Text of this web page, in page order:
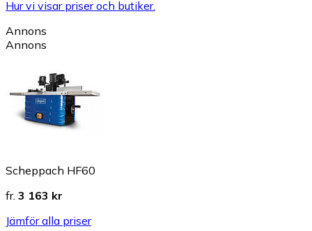
Hur vi visar priser och butiker.
Annons
Annons
Scheppach HF60
fr. 3 163 kr
Jämför alla priser